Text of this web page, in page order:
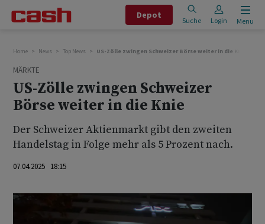
Depot
Suche Login Menu
Home News Top News US-Zölle zwingen Schweizer Börse weiter in die Knie
MÄRKTE
US-Zölle zwingen Schweizer
Börse weiter in die Knie
Der Schweizer Aktienmarkt gibt den zweiten
Handelstag in Folge mehr als 5 Prozent nach.
07.04.2025 18:15